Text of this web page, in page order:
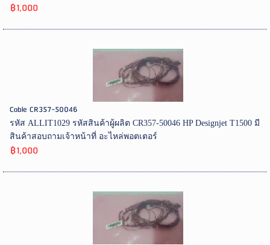
฿1,000
Cable CR357-50046
รหัส ALLIT1029 รหัสสินค้าผู้ผลิต CR357-50046 HP Designjet T1500 มี
สินค้าสอบถามเจ้าหน้าที่ อะไหล่พอตเตอร์
฿1,000